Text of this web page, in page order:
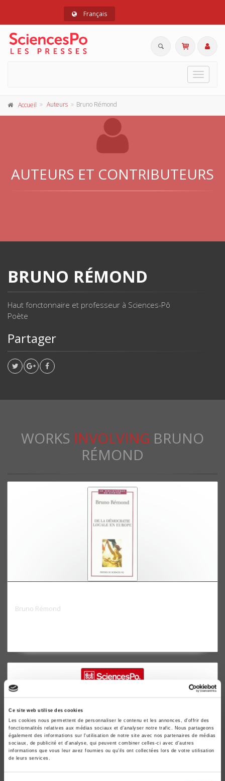
Ce site web utilise des cookies
Les cookies nous permettent de personnaliser le contenu et les annonces, d'offrir des
fonctionnalités relatives aux médias sociaux et d'analyser notre trafic. Nous partageons
également des informations sur l'utilisation de notre site avec nos partenaires de médias
sociaux, de publicité et d'analyse, qui peuvent combiner celles-ci avec d'autres
informations que vous leur avez fournies ou qu'ils ont collectées lors de votre utilisation
de leurs services.
Français
Toggle
Accueil Auteurs Bruno Rémond
AUTEURS ET CONTRIBUTEURS
BRUNO RÉMOND
Haut fonctonnaire et professeur à Sciences-Pô
Poète
Partager
WORKS INVOLVING BRUNO
RÉMOND
Bruno Rémond